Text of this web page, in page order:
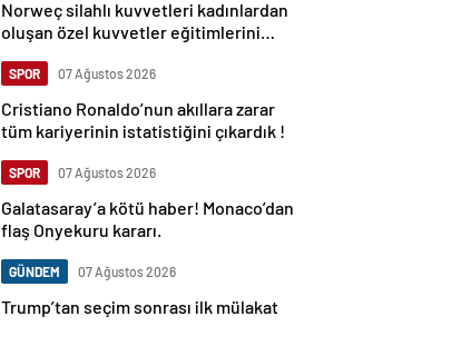
Norweç silahlı kuvvetleri kadınlardan
oluşan özel kuvvetler eğitimlerini
SPOR 07 Ağustos 2026
Cristiano Ronaldo’nun akıllara zarar
tüm kariyerinin istatistiğini çıkardık !
SPOR 07 Ağustos 2026
Galatasaray’a kötü haber! Monaco’dan
flaş Onyekuru kararı.
GÜNDEM 07 Ağustos 2026
Trump’tan seçim sonrası ilk mülakat